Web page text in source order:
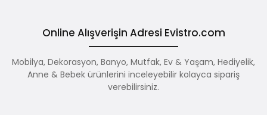
Online Alışverişin Adresi Evistro.com
Mobilya, Dekorasyon, Banyo, Mutfak, Ev & Yaşam, Hediyelik,
Anne & Bebek ürünlerini inceleyebilir kolayca sipariş
verebilirsiniz.